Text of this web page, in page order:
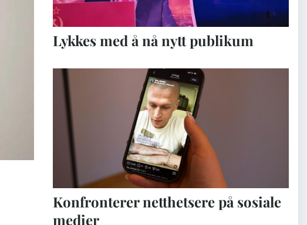
Lykkes med å nå nytt publikum
Konfronterer netthetsere på sosiale
medier